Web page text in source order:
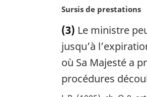
e
N
t
e
m
a
r
Sursis de prestations
(3) Le ministre
jusqu’à
où Sa Majesté a
procédures